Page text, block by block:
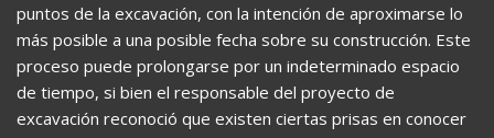
puntos de la excavación, con la intención de aproximarse lo
más posible a una posible fecha sobre su construcción. Este
proceso puede prolongarse por un indeterminado espacio
de tiempo, si bien el responsable del proyecto de
excavación reconoció que existen ciertas prisas en conocer